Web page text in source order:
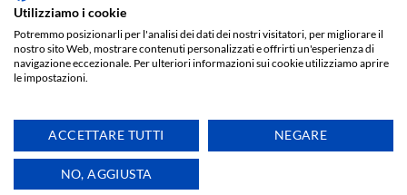
Sviluppato daWe Blink Design
Delivery
CHI SIAMO BLOG FAQ CONTATTI
Copyright 2026 © IlMaestralePesca.it
Utilizziamo i cookie
Potremmo posizionarli per l'analisi dei dati dei nostri visitatori, per migliorare il
nostro sito Web, mostrare contenuti personalizzati e offrirti un'esperienza di
navigazione eccezionale. Per ulteriori informazioni sui cookie utilizziamo aprire
le impostazioni.
ACCETTARE TUTTI NEGARE
NO, AGGIUSTA